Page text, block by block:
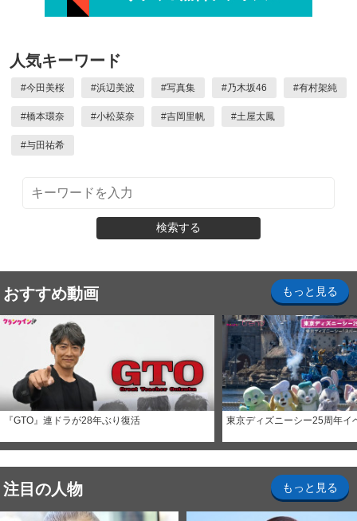
人気キーワード
#今田美桜 #浜辺美波 #写真集 #乃木坂46 #有村架純
#橋本環奈 #小松菜奈 #吉岡里帆 #土屋太鳳
#与田祐希
検索する
おすすめ動画 もっと見る
『GTO』連ドラが28年ぶり復活 東京ディズニーシー25周年イ
注目の人物 もっと見る